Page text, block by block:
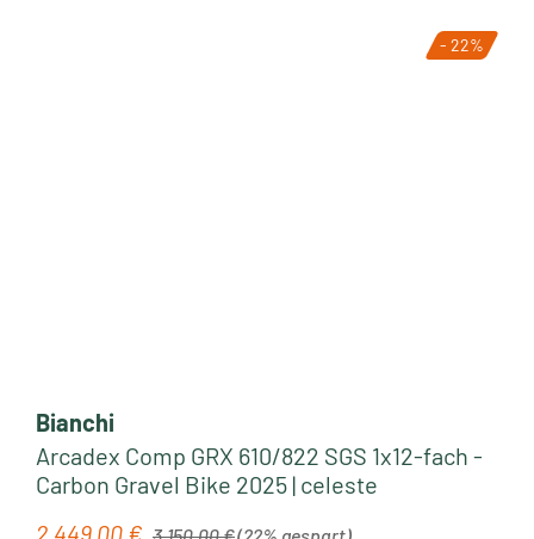
- 22%
Bianchi
Arcadex Comp GRX 610/822 SGS 1x12-fach -
Carbon Gravel Bike 2025 | celeste
Verkaufspreis:
2.449,00 € 3.150,00 €(22% gespart)